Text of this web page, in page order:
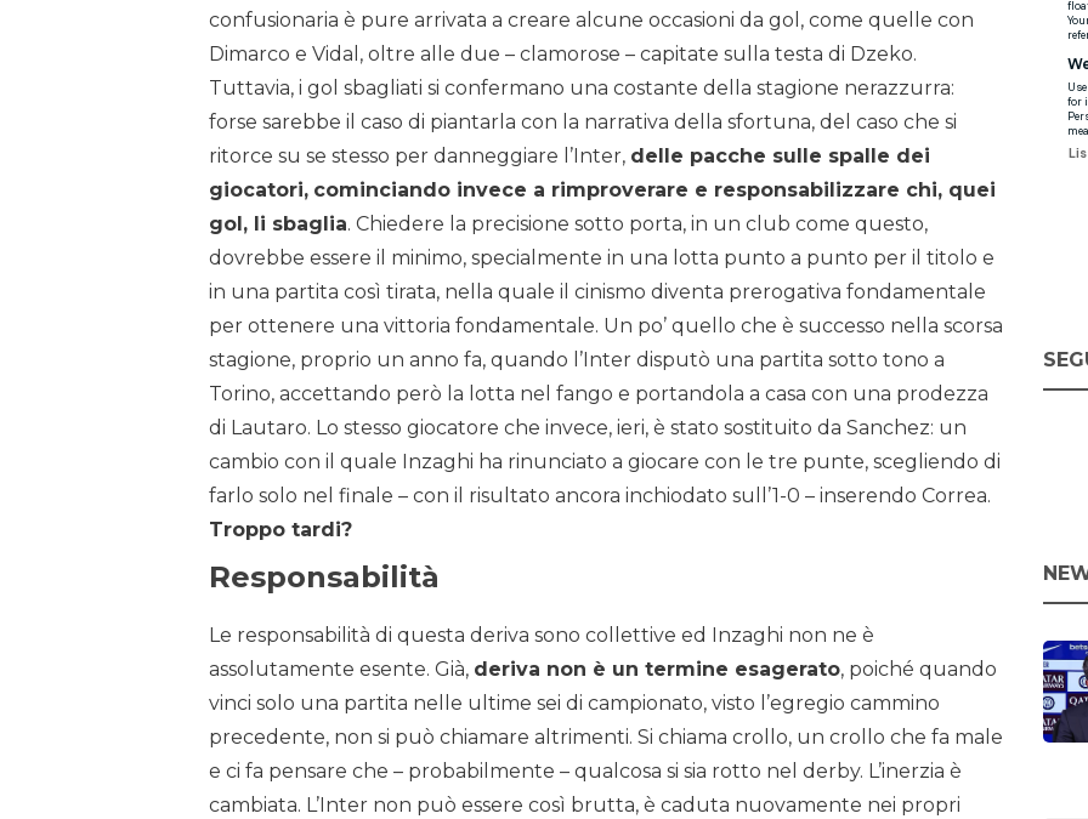
confusionaria è pure arrivata a creare alcune occasioni da gol, come quelle con
Dimarco e Vidal, oltre alle due – clamorose – capitate sulla testa di Dzeko.
Tuttavia, i gol sbagliati si confermano una costante della stagione nerazzurra:
forse sarebbe il caso di piantarla con la narrativa della sfortuna, del caso che si
ritorce su se stesso per danneggiare l’Inter, delle pacche sulle spalle dei
giocatori, cominciando invece a rimproverare e responsabilizzare chi, quei
gol, li sbaglia. Chiedere la precisione sotto porta, in un club come questo,
dovrebbe essere il minimo, specialmente in una lotta punto a punto per il titolo e
in una partita così tirata, nella quale il cinismo diventa prerogativa fondamentale
per ottenere una vittoria fondamentale. Un po’ quello che è successo nella scorsa
stagione, proprio un anno fa, quando l’Inter disputò una partita sotto tono a
Torino, accettando però la lotta nel fango e portandola a casa con una prodezza
di Lautaro. Lo stesso giocatore che invece, ieri, è stato sostituito da Sanchez: un
cambio con il quale Inzaghi ha rinunciato a giocare con le tre punte, scegliendo di
farlo solo nel finale – con il risultato ancora inchiodato sull’1-0 – inserendo Correa.
Troppo tardi?
Responsabilità
Le responsabilità di questa deriva sono collettive ed Inzaghi non ne è
assolutamente esente. Già, deriva non è un termine esagerato, poiché quando
vinci solo una partita nelle ultime sei di campionato, visto l’egregio cammino
precedente, non si può chiamare altrimenti. Si chiama crollo, un crollo che fa male
e ci fa pensare che – probabilmente – qualcosa si sia rotto nel derby. L’inerzia è
cambiata. L’Inter non può essere così brutta, è caduta nuovamente nei propri